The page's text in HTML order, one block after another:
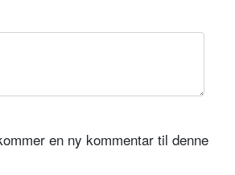
en ny kommentar til denne